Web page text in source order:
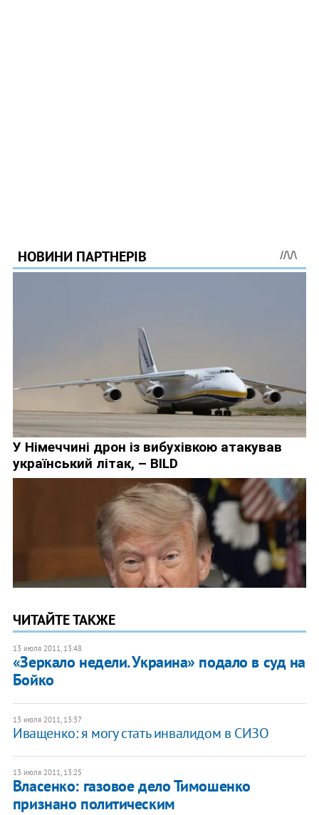
ЧИТАЙТЕ ТАКЖЕ
13 июля 2011, 13:48
«Зеркало недели. Украина» подало в суд на
Бойко
13 июля 2011, 13:37
Иващенко: я могу стать инвалидом в СИЗО
13 июля 2011, 13:25
Власенко: газовое дело Тимошенко
признано политическим